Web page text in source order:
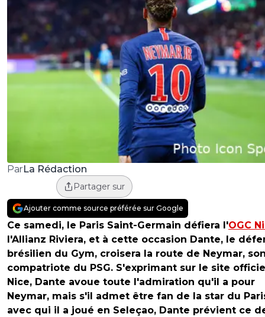
ParLa Rédaction
Partager sur
Ajouter comme source préférée sur Google
Ce samedi, le Paris Saint-Germain défiera l'OGC
l'Allianz Riviera, et à cette occasion Dante, le
brésilien du Gym, croisera la route de Neymar,
compatriote du PSG. S'exprimant sur le site
Nice, Dante avoue toute l'admiration qu'il a pour
Neymar, mais s'il admet être fan de la star du
avec qui il a joué en Seleçao, Dante prévient ce